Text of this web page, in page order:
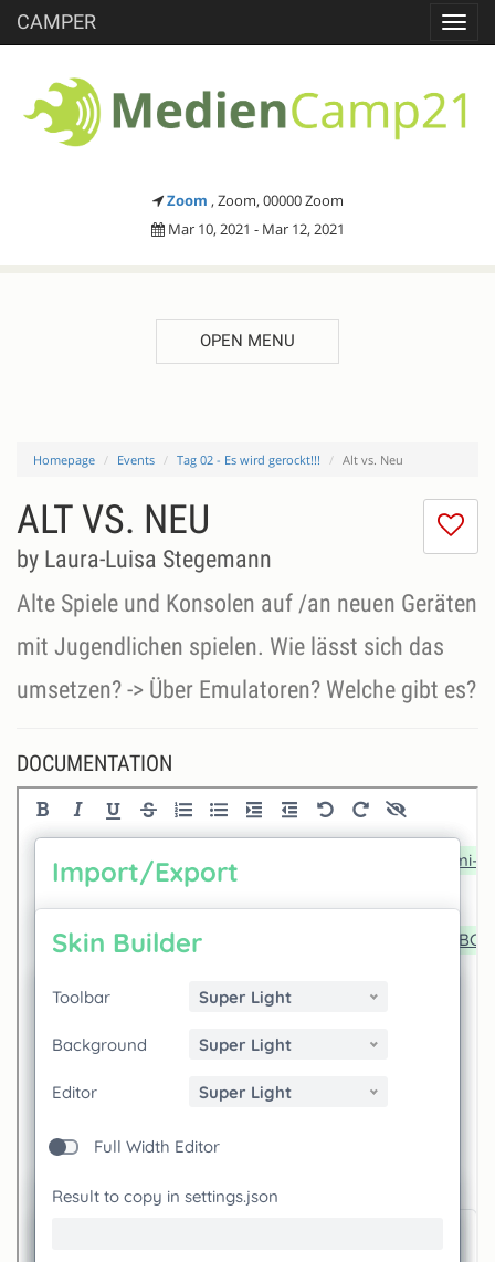
CAMPER
Zoom , Zoom, 00000 Zoom
Mar 10, 2021 - Mar 12, 2021
OPEN MENU
Homepage Events Tag 02 - Es wird gerockt!!! Alt vs. Neu
I
ALT VS. NEU
by Laura-Luisa Stegemann
Alte Spiele und Konsolen auf /an neuen Geräten
mit Jugendlichen spielen. Wie lässt sich das
umsetzen? -> Über Emulatoren? Welche gibt es?
DOCUMENTATION